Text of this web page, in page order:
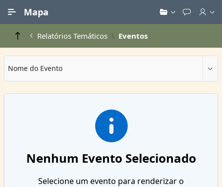
Mapa
Relatórios Temáticos Eventos
Nome do Evento
Nenhum Evento Selecionado
Selecione um evento para renderizar o